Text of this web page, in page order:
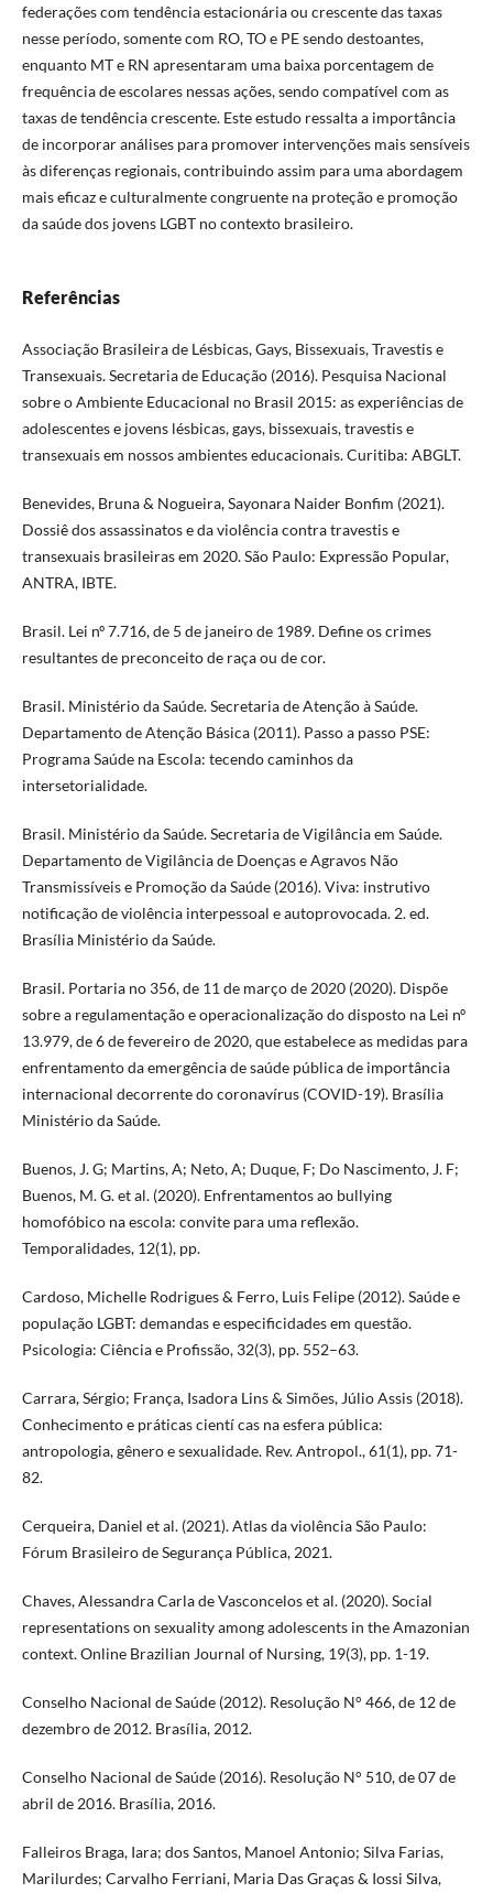
federações com tendência estacionária ou crescente das taxas
nesse período, somente com RO, TO e PE sendo destoantes,
enquanto MT e RN apresentaram uma baixa porcentagem de
frequência de escolares nessas ações, sendo compatível com as
taxas de tendência crescente. Este estudo ressalta a importância
de incorporar análises para promover intervenções mais sensíveis
às diferenças regionais, contribuindo assim para uma abordagem
mais eficaz e culturalmente congruente na proteção e promoção
da saúde dos jovens LGBT no contexto brasileiro.
Referências
Associação Brasileira de Lésbicas, Gays, Bissexuais, Travestis e
Transexuais. Secretaria de Educação (2016). Pesquisa Nacional
sobre o Ambiente Educacional no Brasil 2015: as experiências de
adolescentes e jovens lésbicas, gays, bissexuais, travestis e
transexuais em nossos ambientes educacionais. Curitiba: ABGLT.
Benevides, Bruna & Nogueira, Sayonara Naider Bonfim (2021).
Dossiê dos assassinatos e da violência contra travestis e
transexuais brasileiras em 2020. São Paulo: Expressão Popular,
ANTRA, IBTE.
Brasil. Lei nº 7.716, de 5 de janeiro de 1989. Define os crimes
resultantes de preconceito de raça ou de cor.
Brasil. Ministério da Saúde. Secretaria de Atenção à Saúde.
Departamento de Atenção Básica (2011). Passo a passo PSE:
Programa Saúde na Escola: tecendo caminhos da
intersetorialidade.
Brasil. Ministério da Saúde. Secretaria de Vigilância em Saúde.
Departamento de Vigilância de Doenças e Agravos Não
Transmissíveis e Promoção da Saúde (2016). Viva: instrutivo
notificação de violência interpessoal e autoprovocada. 2. ed.
Brasília Ministério da Saúde.
Brasil. Portaria no 356, de 11 de março de 2020 (2020). Dispõe
sobre a regulamentação e operacionalização do disposto na Lei nº
13.979, de 6 de fevereiro de 2020, que estabelece as medidas para
enfrentamento da emergência de saúde pública de importância
internacional decorrente do coronavírus (COVID-19). Brasília
Ministério da Saúde.
Buenos, J. G; Martins, A; Neto, A; Duque, F; Do Nascimento, J. F;
Buenos, M. G. et al. (2020). Enfrentamentos ao bullying
homofóbico na escola: convite para uma reflexão.
Temporalidades, 12(1), pp.
Cardoso, Michelle Rodrigues & Ferro, Luis Felipe (2012). Saúde e
população LGBT: demandas e especificidades em questão.
Psicologia: Ciência e Profissão, 32(3), pp. 552–63.
Carrara, Sérgio; França, Isadora Lins & Simões, Júlio Assis (2018).
Conhecimento e práticas cientí cas na esfera pública:
antropologia, gênero e sexualidade. Rev. Antropol., 61(1), pp. 71-
82.
Cerqueira, Daniel et al. (2021). Atlas da violência São Paulo:
Fórum Brasileiro de Segurança Pública, 2021.
Chaves, Alessandra Carla de Vasconcelos et al. (2020). Social
representations on sexuality among adolescents in the Amazonian
context. Online Brazilian Journal of Nursing, 19(3), pp. 1-19.
Conselho Nacional de Saúde (2012). Resolução N° 466, de 12 de
dezembro de 2012. Brasília, 2012.
Conselho Nacional de Saúde (2016). Resolução N° 510, de 07 de
abril de 2016. Brasília, 2016.
Falleiros Braga, Iara; dos Santos, Manoel Antonio; Silva Farias,
Marilurdes; Carvalho Ferriani, Maria Das Graças & Iossi Silva,